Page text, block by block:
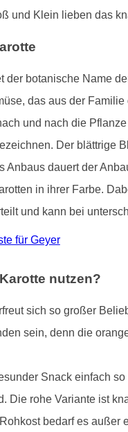
und Klein lieben das
der botanische Name
das aus der
und nach die
Der blättrige
Anbaus dauert der
in ihrer Farbe.
und kann bei
für Geyer
nutzen?
sich so großer
sein, denn die
Snack einfach
Die rohe Variante ist
bedarf es